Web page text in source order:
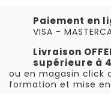
Paiement en
VISA -
Livraison
supérieure à
ou en magasin click
formation et mise